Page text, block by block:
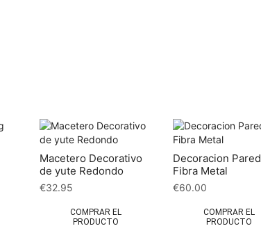
Macetero Decorativo
de yute Redondo
€32.95
COMPRAR EL
PRODUCTO
Decoracion Pared
Fibra Metal
€60.00
COMPRAR EL
PRODUCTO